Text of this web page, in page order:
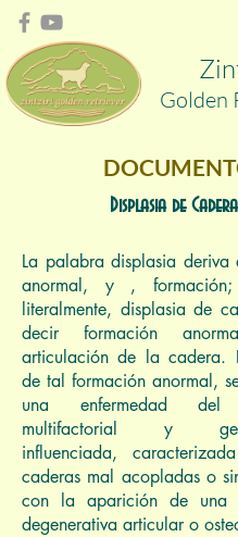
Golden
Displasia de Cadera
La palabra displasia
anormal, y ,
literalmente, displasia de
decir formación
articulación de la cadera.
de tal formación anormal,
una enfermedad del
multifactorial y
influenciada,
caderas mal acopladas o
con la aparición de una
degenerativa articular o